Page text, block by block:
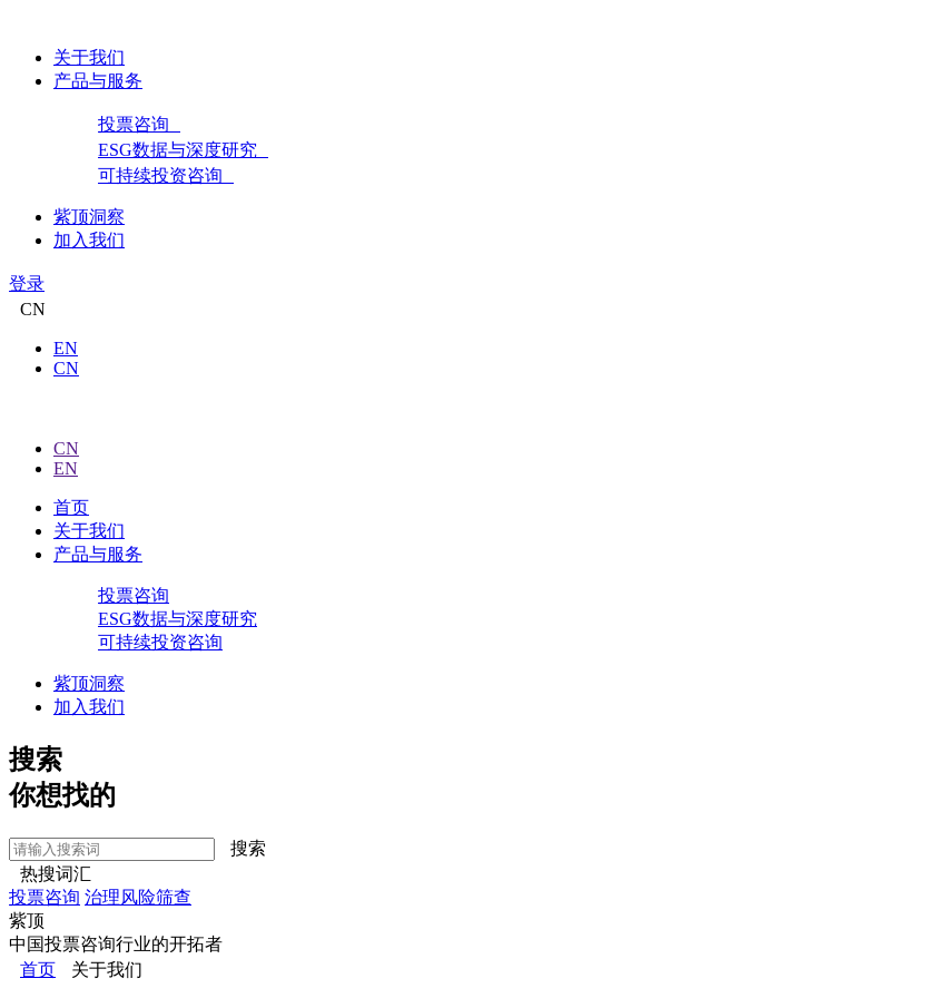
关于我们
产品与服务
投票咨询
ESG数据与深度研究
可持续投资咨询
紫顶洞察
加入我们
登录
CN
EN
CN
CN
EN
首页
关于我们
产品与服务
投票咨询
ESG数据与深度研究
可持续投资咨询
紫顶洞察
加入我们
搜索
你想找的
搜索
热搜词汇
投票咨询 治理风险筛查
紫顶
中国投票咨询行业的开拓者
首页
关于我们